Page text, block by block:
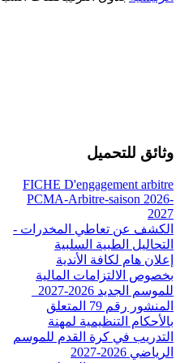
وثائق للتحميل
FICHE D'engagement arbitre
PCMA-Arbitre-saison 2026-
2027
الكشف عن تعاطي المخدرات -
التحاليل الطبية السلبية
إعلان هام لكافة الأندية
بخصوص الالتزامات المالية
للموسم الجديد 2026-2027_
المنشور رقم 79 المتعلق
بالأحكام التنظيمية لمهنة
التدريب في كرة القدم للموسم
الرياضي 2026-2027